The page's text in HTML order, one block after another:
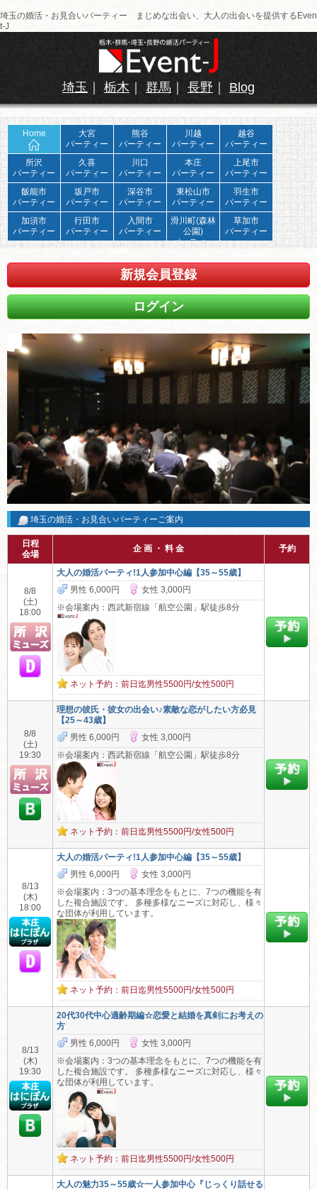
埼玉の婚活・お見合いパーティー まじめな出会い、大人の出会いを提供するEven
t-J
埼玉 ｜ 栃木 ｜ 群馬 ｜ 長野 ｜ Blog
Home
大宮
パーティー
熊谷
パーティー
川越
パーティー
越谷
パーティー
所沢
パーティー
久喜
パーティー
川口
パーティー
本庄
パーティー
上尾市
パーティー
飯能市
パーティー
坂戸市
パーティー
深谷市
パーティー
東松山市
パーティー
羽生市
パーティー
加須市
パーティー
行田市
パーティー
入間市
パーティー
滑川町(森林
公園)
パーティー
草加市
パーティー
新規会員登録
ログイン
埼玉の婚活・お見合いパーティーご案内
日程
会場
企 画 ・ 料 金 予約
8/8
(土)
18:00
大人の婚活パーティ!1人参加中心編【35～55歳】
男性 6,000円
女性 3,000円
※会場案内：西武新宿線「航空公園」駅徒歩8分
ネット予約：前日迄男性5500円/女性500円
8/8
(土)
19:30
理想の彼氏・彼女の出会い♪素敵な恋がしたい方必見
【25～43歳】
男性 6,000円
女性 3,000円
※会場案内：西武新宿線「航空公園」駅徒歩8分
ネット予約：前日迄男性5500円/女性500円
8/13
(木)
18:00
大人の婚活パーティ!1人参加中心編【35～55歳】
男性 6,000円
女性 3,000円
※会場案内：3つの基本理念をもとに、7つの機能を有
した複合施設です。 多種多様なニーズに対応し、様々
な団体が利用しています。
ネット予約：前日迄男性5500円/女性500円
8/13
(木)
19:30
20代30代中心適齢期編☆恋愛と結婚を真剣にお考えの
方
男性 6,000円
女性 3,000円
※会場案内：3つの基本理念をもとに、7つの機能を有
した複合施設です。 多種多様なニーズに対応し、様々
な団体が利用しています。
ネット予約：前日迄男性5500円/女性500円
大人の魅力35～55歳☆一人参加中心『じっくり話せる